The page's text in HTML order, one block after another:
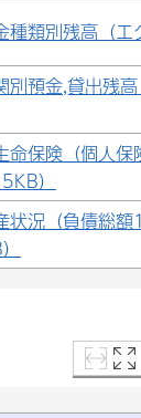
種類別残高（エ
別預金,貸出残
命保険（個人
）
状況（負債総額